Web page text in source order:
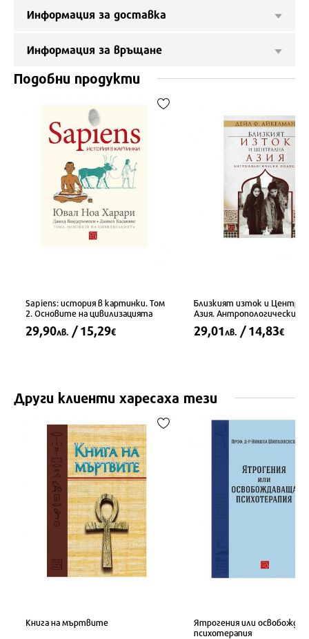
Информация за доставка
Информация за връщане
Подобни продукти
Sapiens: история в картинки. Том
2. Основите на цивилизацията
29,90лв. / 15,29€
Близкият изток и
Азия. Антропологически
29,01лв. / 14,83€
Други клиенти харесаха тези
Книга на мъртвите
Ятрогения или
психотерапия